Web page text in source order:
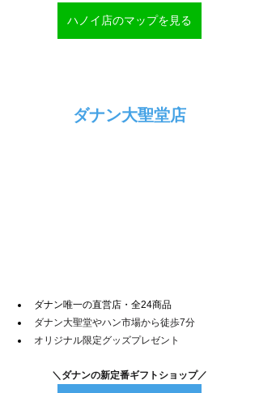
ハノイ店のマップを見る
ダナン大聖堂店
ダナン唯一の直営店・全24商品
ダナン大聖堂やハン市場から徒歩7分
オリジナル限定グッズプレゼント
＼ダナンの新定番ギフトショップ／